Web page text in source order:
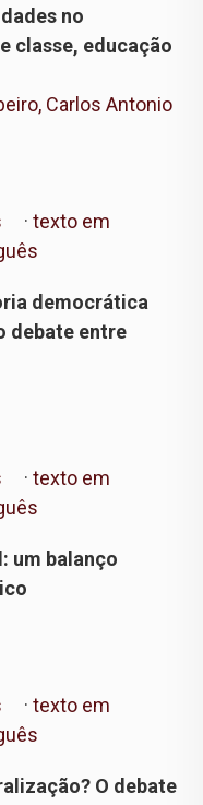
no
classe, educação
Carlos Antonio
· texto em
democrática
debate entre
· texto em
um balanço
· texto em
O debate